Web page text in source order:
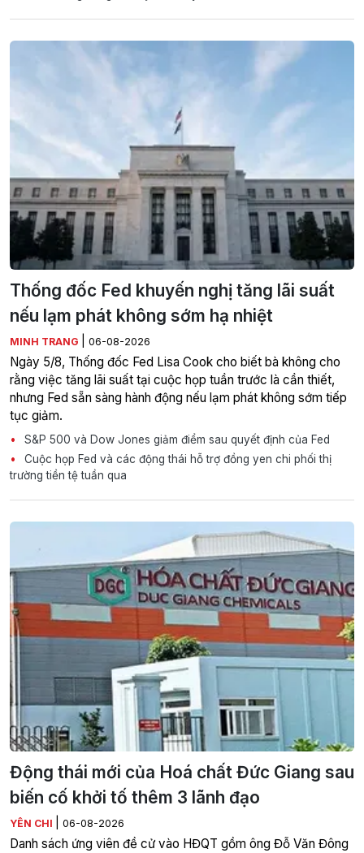
Thống đốc Fed khuyến nghị tăng lãi suất
nếu lạm phát không sớm hạ nhiệt
MINH TRANG 06-08-2026
Ngày 5/8, Thống đốc Fed Lisa Cook cho biết bà không cho
rằng việc tăng lãi suất tại cuộc họp tuần trước là cần thiết,
nhưng Fed sẵn sàng hành động nếu lạm phát không sớm tiếp
tục giảm.
S&P 500 và Dow Jones giảm điểm sau quyết định của Fed
Cuộc họp Fed và các động thái hỗ trợ đồng yen chi phối thị
trường tiền tệ tuần qua
Động thái mới của Hoá chất Đức Giang sau
biến cố khởi tố thêm 3 lãnh đạo
YÊN CHI 06-08-2026
Danh sách ứng viên đề cử vào HĐQT gồm ông Đỗ Văn Đông